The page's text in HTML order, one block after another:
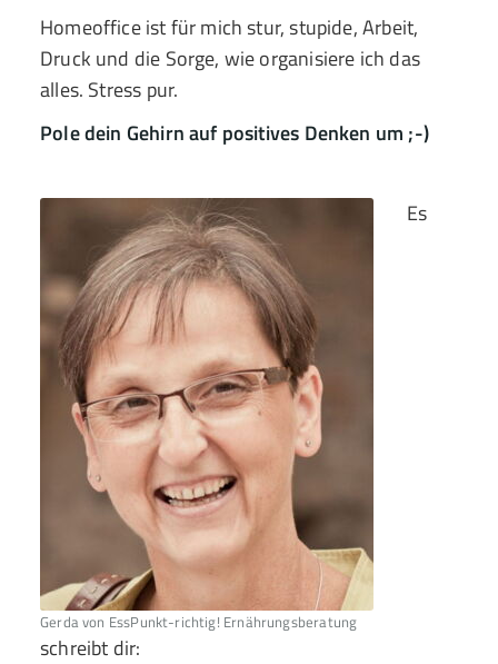
Homeoffice ist für mich stur, stupide, Arbeit,
Druck und die Sorge, wie organisiere ich das
alles. Stress pur.
Pole dein Gehirn auf positives Denken um ;-)
Gerda von EssPunkt-richtig! Ernährungsberatung
Es
schreibt dir: